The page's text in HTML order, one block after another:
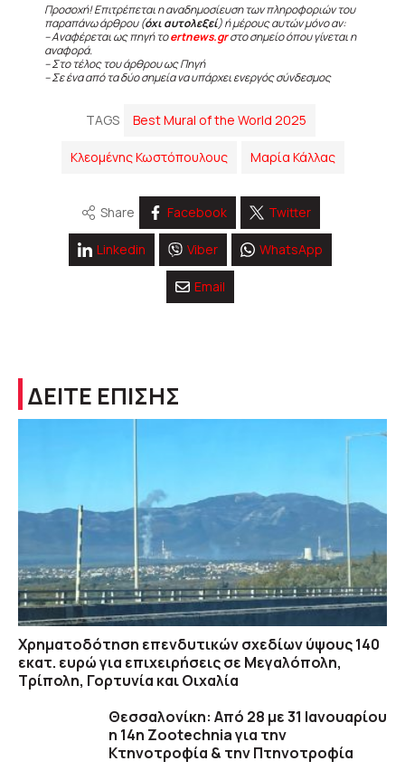
Προσοχή! Επιτρέπεται η αναδημοσίευση των πληροφοριών του
παραπάνω άρθρου (όχι αυτολεξεί) ή μέρους αυτών μόνο αν:
– Αναφέρεται ως πηγή τοertnews.grστο σημείο όπου γίνεται η
αναφορά.
– Στο τέλος του άρθρου ως Πηγή
– Σε ένα από τα δύο σημεία να υπάρχει ενεργός σύνδεσμος
TAGS Best Mural of the World 2025
Κλεομένης Κωστόπουλους Μαρία Κάλλας
Share Facebook Twitter
Linkedin Viber WhatsApp
Email
ΔΕΙΤΕ ΕΠΙΣΗΣ
Χρηματοδότηση επενδυτικών σχεδίων ύψους 140
εκατ. ευρώ για επιχειρήσεις σε Μεγαλόπολη,
Τρίπολη, Γορτυνία και Οιχαλία
Θεσσαλονίκη: Από 28 με 31 Ιανουαρίου
η 14η Zootechnia για την
Κτηνοτροφία & την Πτηνοτροφία